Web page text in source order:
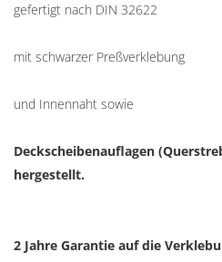
gefertigt nach DIN 32622
mit schwarzer Preßverklebung
und Innennaht sowie
Deckscheibenauflagen
hergestellt.
2 Jahre Garantie auf die